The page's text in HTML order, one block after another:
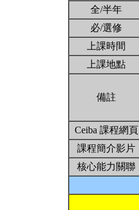
全/半年
必/選修
上課時間
上課地點
備註
Ceiba 課程網頁
課程簡介影片
核心能力關聯